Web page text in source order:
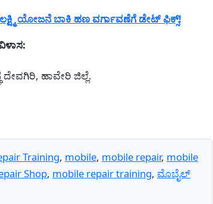
ಯೋಜನೆ ಬಾಕಿ ಹಣ ವರ್ಗಾವಣೆಗೆ ಡೇಟ್ ಫಿಕ್ಸ್!
ಹಾವೇರಿ ಜಿಲ್ಲೆ.
Training, mobile, mobile repair, mobile
Shop, mobile repair training, ಮೊಬೈಲ್